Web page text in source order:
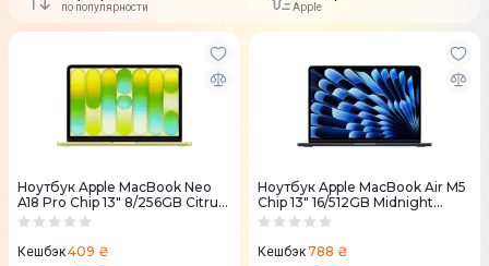
по популярности Apple
Ноутбук Apple MacBook Neo
A18 Pro Chip 13" 8/256GB Citrus
(MHFD4) 2026
Кешбэк409 ₴
Ноутбук Apple MacBook Air M5
Chip 13" 16/512GB Midnight
(MDHE4) 2026
Кешбэк788 ₴